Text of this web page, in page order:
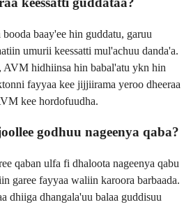
baay'ee hin guddatu, garuu
umurii keessatti mul'achuu danda'a.
AVM hidhiinsa hin babal'atu ykn hin
fayyaa kee jijjiirama yeroo dheeraa
kee hordofuudha.
godhuu nageenya qaba?
qaban ulfa fi dhaloota nageenya qabu
garee fayyaa waliin karoora barbaada.
dhiiga dhangala'uu balaa guddisuu